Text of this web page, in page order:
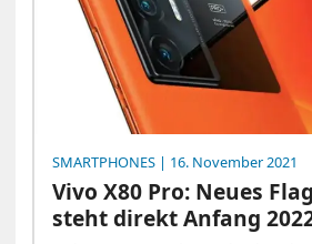
SMARTPHONES | 16. November 2021
Vivo X80 Pro: Neues
steht direkt Anfang